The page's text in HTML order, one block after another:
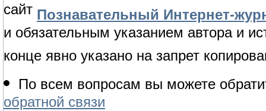
сайт Познавательный Интернет-
и обязательным указанием автора и
конце явно указано на запрет
По всем вопросам вы можете
обратной связи